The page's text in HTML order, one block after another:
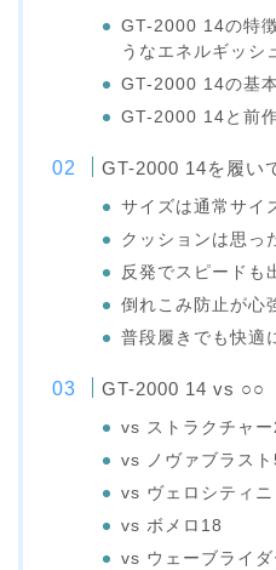
GT-2000 14の特
うなエネルギッシ
GT-2000 14の基
GT-2000 14と前
GT-2000 14を履い
サイズは通常サイ
クッションは思っ
反発でスピードも
倒れこみ防止が心
普段履きでも快適
GT-2000 14 vs ○○
vs ストラクチャー
vs ノヴァブラスト
vs ヴェロシティ
vs ボメロ18
vs ウェーブライダ